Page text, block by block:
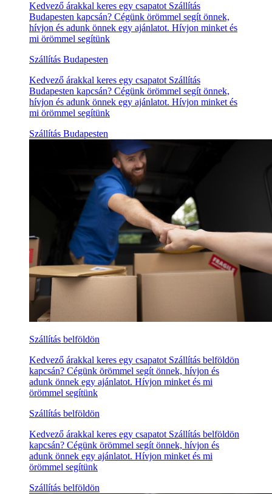
Kedvező árakkal keres egy csapatot Szállítás
Budapesten kapcsán? Cégünk örömmel segít önnek,
hívjon és adunk önnek egy ajánlatot. Hívjon minket és
mi örömmel segítünk
Szállítás Budapesten
Kedvező árakkal keres egy csapatot Szállítás
Budapesten kapcsán? Cégünk örömmel segít önnek,
hívjon és adunk önnek egy ajánlatot. Hívjon minket és
mi örömmel segítünk
Szállítás Budapesten
Szállítás belföldön
Kedvező árakkal keres egy csapatot Szállítás belföldön
kapcsán? Cégünk örömmel segít önnek, hívjon és
adunk önnek egy ajánlatot. Hívjon minket és mi
örömmel segítünk
Szállítás belföldön
Kedvező árakkal keres egy csapatot Szállítás belföldön
kapcsán? Cégünk örömmel segít önnek, hívjon és
adunk önnek egy ajánlatot. Hívjon minket és mi
örömmel segítünk
Szállítás belföldön